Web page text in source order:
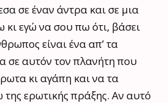
σε έναν άντρα και σε μια
κι εγώ να σου πω ότι, βάσει
είναι ένα απ’ τα
σε αυτόν τον πλανήτη που
κι αγάπη και να τα
ερωτικής πράξης. Αν αυτό